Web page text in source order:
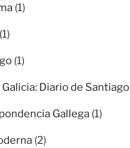
(1)
(1)
(1)
Galicia: Diario de Santiago
Gallega (1)
(2)